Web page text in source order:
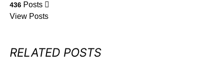
436 Posts
View Posts
RELATED POSTS